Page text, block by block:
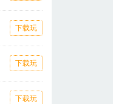
下载玩
下载玩
下载玩